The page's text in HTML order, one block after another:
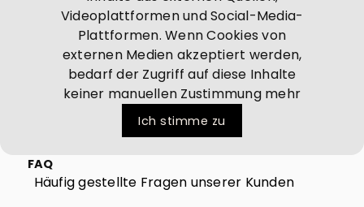
Videoplattformen und Social-Media-
Plattformen. Wenn Cookies von
externen Medien akzeptiert werden,
bedarf der Zugriff auf diese Inhalte
keiner manuellen Zustimmung mehr
Ich stimme zu
FAQ
Häufig gestellte Fragen unserer Kunden